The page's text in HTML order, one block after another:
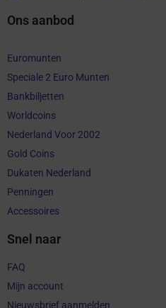
Ons aanbod
Euromunten
Speciale 2 Euro Munten
Bankbiljetten
Worldcoins
Nederland Voor 2002
Gold Coins
Dukaten Nederland
Penningen
Accessoires
Snel naar
FAQ
Mijn account
Nieuwsbrief aanmelden